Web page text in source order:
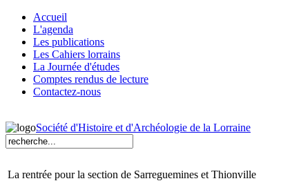
Accueil
L'agenda
Les publications
Les Cahiers lorrains
La Journée d'études
Comptes rendus de lecture
Contactez-nous
Société d'Histoire et d'Archéologie de la Lorraine
La rentrée pour la section de Sarreguemines et Thionville